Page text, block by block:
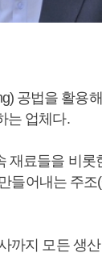
공법을 활용
는 업체다.
재료들을 비롯
들어내는 주조
까지 모든 생